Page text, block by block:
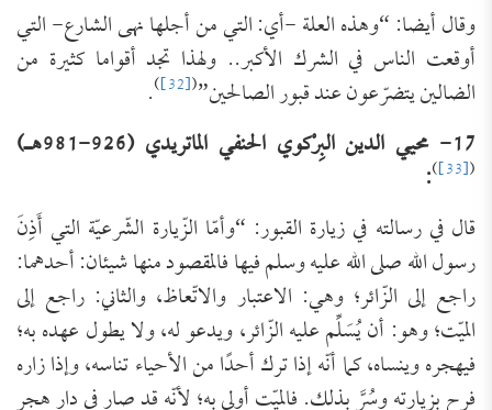
وقال أيضا: “وهذه العلة -أي: التي من أجلها نهى الشارع- التي
أوقعت الناس في الشرك الأكبر.. ولهذا تجد أقواما كثيرة من
الضالين يتضرّعون عند قبور الصالحين”(
[32]
)
.
17- محيي الدين البِرْكوي الحنفي الماتريدي (926-981هـ)
(
[33]
)
:
قال في رسالته في زيارة القبور: “وأمّا الزّيارة الشّرعيّة التي أَذِنَ
رسول الله صلى الله عليه وسلم فيها فالمقصود منها شيئان: أحدهما:
راجع إلى الزّائر؛ وهي: الاعتبار والاتّعاظ، والثاني: راجع إلى
الميّت؛ وهو: أن يُسَلِّم عليه الزّائر، ويدعو له، ولا يطول عهده به؛
فيهجره وينساه، كما أنّه إذا ترك أحدًا من الأحياء تناسه، وإذا زاره
فرح بزيارته وسُرَّ بذلك. فالميّت أولى به؛ لأنّه قد صار في دار هجر